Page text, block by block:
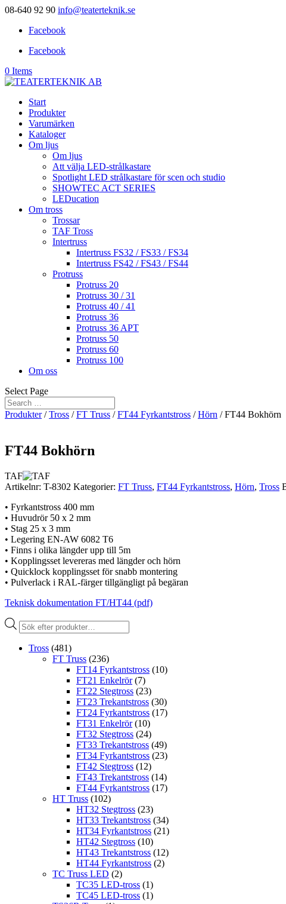
08-640 92 90 info@teaterteknik.se
Facebook
Facebook
0 Items
Start
Produkter
Varumärken
Kataloger
Om ljus
Om ljus
Att välja LED-strålkastare
Spotlight LED strålkastare för scen och studio
SHOWTEC ACT SERIES
LEDucation
Om tross
Trossar
TAF Tross
Intertruss
Intertruss FS32 / FS33 / FS34
Intertruss FS42 / FS43 / FS44
Protruss
Protruss 20
Protruss 30 / 31
Protruss 40 / 41
Protruss 36
Protruss 36 APT
Protruss 50
Protruss 60
Protruss 100
Om oss
Select Page
Produkter/Tross /FT Truss /FT44 Fyrkantstross /Hörn / FT44 Bokhörn
FT44 Bokhörn
TAF
Artikelnr: T-8302 Kategorier: FT Truss, FT44 Fyrkantstross, Hörn, Tross
• Fyrkantstross 400 mm
• Huvudrör 50 x 2 mm
• Stag 25 x 3 mm
• Legering EN-AW 6082 T6
• Finns i olika längder upp till 5m
• Kopplingsset levereras med längder och hörn
• Quicklock kopplingsset för snabb montering
• Pulverlack i RAL-färger tillgängligt på begäran
Teknisk dokumentation FT/HT44 (pdf)
Produktsökning
Tross (481)
FT Truss (236)
FT14 Fyrkantstross (10)
FT21 Enkelrör (7)
FT22 Stegtross (23)
FT23 Trekantstross (30)
FT24 Fyrkantstross (17)
FT31 Enkelrör (10)
FT32 Stegtross (24)
FT33 Trekantstross (49)
FT34 Fyrkantstross (23)
FT42 Stegtross (12)
FT43 Trekantstross (14)
FT44 Fyrkantstross (17)
HT Truss (102)
HT32 Stegtross (23)
HT33 Trekantstross (34)
HT34 Fyrkantstross (21)
HT42 Stegtross (10)
HT43 Trekantstross (12)
HT44 Fyrkantstross (2)
TC Truss LED (2)
TC35 LED-tross (1)
TC45 LED-tross (1)